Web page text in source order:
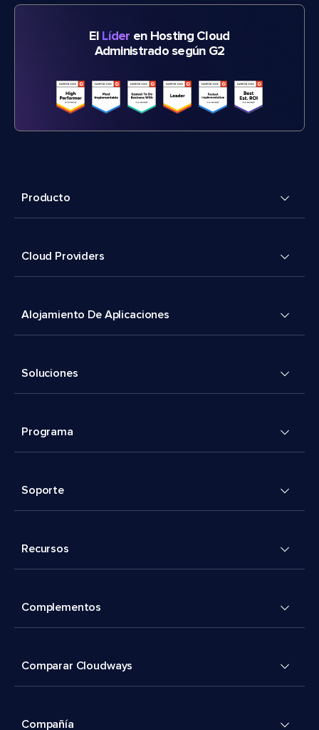
El Líder en Hosting Cloud
Administrado según G2
Producto
Cloud Providers
Alojamiento De Aplicaciones
Soluciones
Programa
Soporte
Recursos
Complementos
Comparar Cloudways
Compañía